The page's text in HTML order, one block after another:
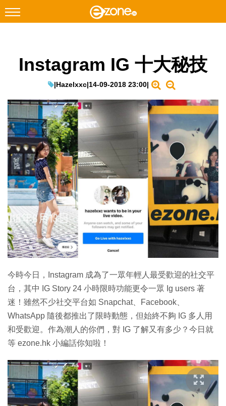
Facebook Instagram
網絡生活
遊戲動漫
教學評測
EduTech
IT Times
生成式AI與雲端應用
Enterprise Digital Transformation
特集
Instagram IG 十大秘技
|Hazelxxc|14-09-2018 23:00|
今時今日，Instagram 成為了一眾年輕人最受歡迎的社交平
台，其中 IG Story 24 小時限時功能更令一眾 Ig users 著
迷！雖然不少社交平台如 Snapchat、Facebook、
WhatsApp 隨後都推出了限時動態，但始終不夠 IG 多人用
和受歡迎。作為潮人的你們，對 IG 了解又有多少？今日就
等 ezone.hk 小編話你知啦！